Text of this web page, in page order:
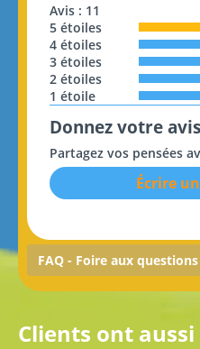
Avis : 11
5 étoiles
4 étoiles
3 étoiles
2 étoiles
1 étoile
Donnez votre
Partagez vos pensées
Écrire
FAQ - Foire aux questions
Clients ont